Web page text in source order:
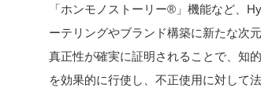
「ホンモノストーリー®」機能など、
ーテリングやブランド構築に新たな次
真正性が確実に証明されることで、知
を効果的に行使し、不正使用に対して